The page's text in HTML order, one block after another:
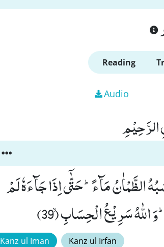
Reading
Audio
الرَّحِیْمِ
الظَّمْاٰنُ مَآءًؕ-حَتّٰۤى اِذَا جَآءَهٗ لَمْ
سَرِیْعُ الْحِسَابِۙ (39)
Kanz ul Iman Kanz ul Irfan